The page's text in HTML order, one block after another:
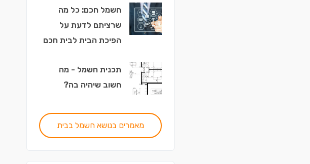
חשמל חכם: כל מה
שרציתם לדעת על
הפיכת הבית לבית חכם
תכנית חשמל - מה
חשוב שיהיה בה?
מאמרים בנושא חשמל בבית